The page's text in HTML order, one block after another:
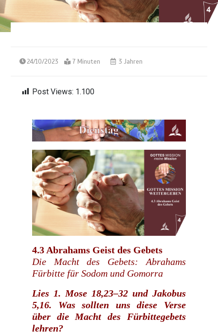
24/10/2023 7 Minuten 3 Jahren
Post Views: 1.100
4.3 Abrahams Geist des Gebets
Die Macht des Gebets: Abrahams
Fürbitte für Sodom und Gomorra
Lies 1. Mose 18,23–32 und Jakobus
5,16. Was sollten uns diese Verse
über die Macht des Fürbittegebets
lehren?